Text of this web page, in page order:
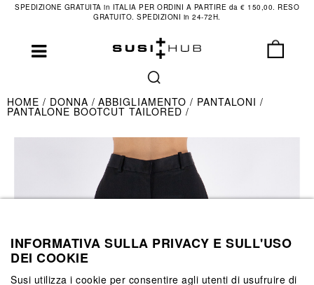
SPEDIZIONE GRATUITA in ITALIA PER ORDINI A PARTIRE da € 150,00. RESO
GRATUITO. SPEDIZIONI in 24-72H.
HOME DONNA ABBIGLIAMENTO PANTALONI
PANTALONE BOOTCUT TAILORED
INFORMATIVA SULLA PRIVACY E SULL'USO
DEI COOKIE
Susi utilizza i cookie per consentire agli utenti di usufruire di